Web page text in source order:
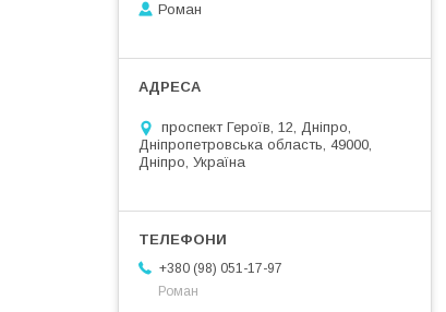
Роман
проспект Героїв, 12, Дніпро,
Дніпропетровська область, 49000,
Дніпро, Україна
+380 (98) 051-17-97
Роман